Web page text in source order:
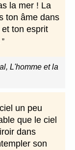
la mer ! La
ton âme dans
ton esprit
L'homme et la
un peu
que le ciel
dans
son